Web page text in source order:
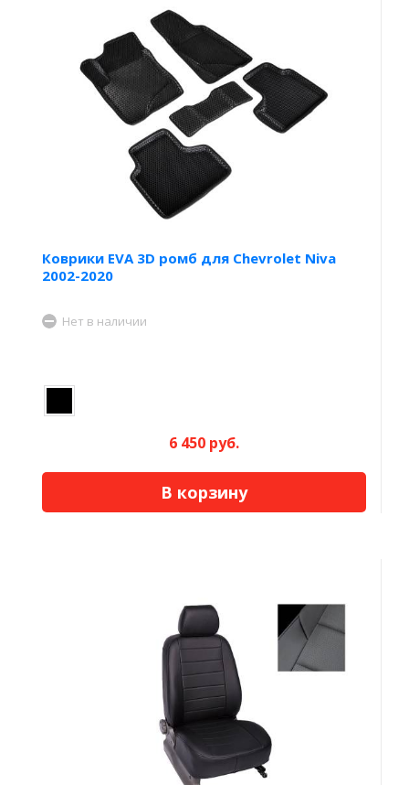
Коврики EVA 3D ромб для Chevrolet Niva
2002-2020
Нет в наличии
6 450 руб.
В корзину